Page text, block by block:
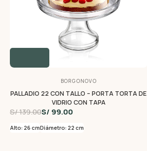
BORGONOVO
PALLADIO 22 CON TALLO – PORTA TORTA DE
VIDRIO CON TAPA
S/ 139.00S/ 99.00
Alto: 26 cmDiámetro: 22 cm